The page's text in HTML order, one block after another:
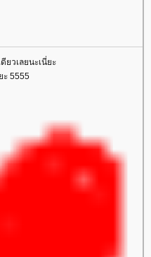
ยวเลยนะเนี่ยะ
ะ 5555